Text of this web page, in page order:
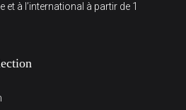
et à l’international à partir de 1